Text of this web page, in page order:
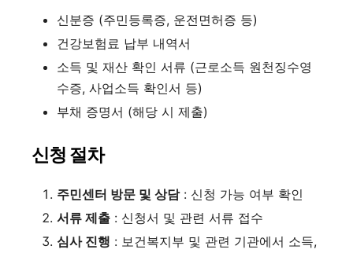
신분증 (주민등록증, 운전면허증 등)
건강보험료 납부 내역서
소득 및 재산 확인 서류 (근로소득 원천징수영
수증, 사업소득 확인서 등)
부채 증명서 (해당 시 제출)
신청 절차
주민센터 방문 및 상담: 신청 가능 여부 확인
서류 제출 : 신청서 및 관련 서류 접수
심사 진행 : 보건복지부 및 관련 기관에서 소득,